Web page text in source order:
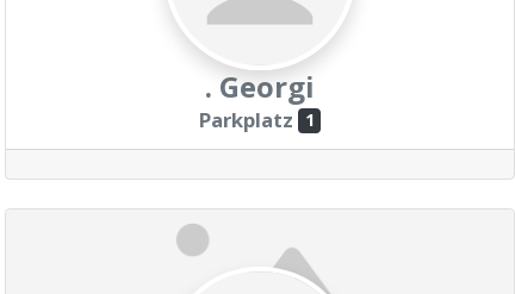
. Georgi
Parkplatz 1